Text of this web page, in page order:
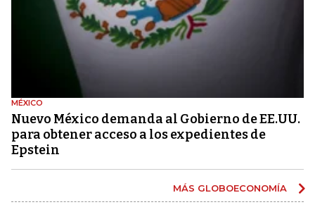
MÉXICO
Nuevo México demanda al Gobierno de EE.UU.
para obtener acceso a los expedientes de
Epstein
MÁS GLOBOECONOMÍA